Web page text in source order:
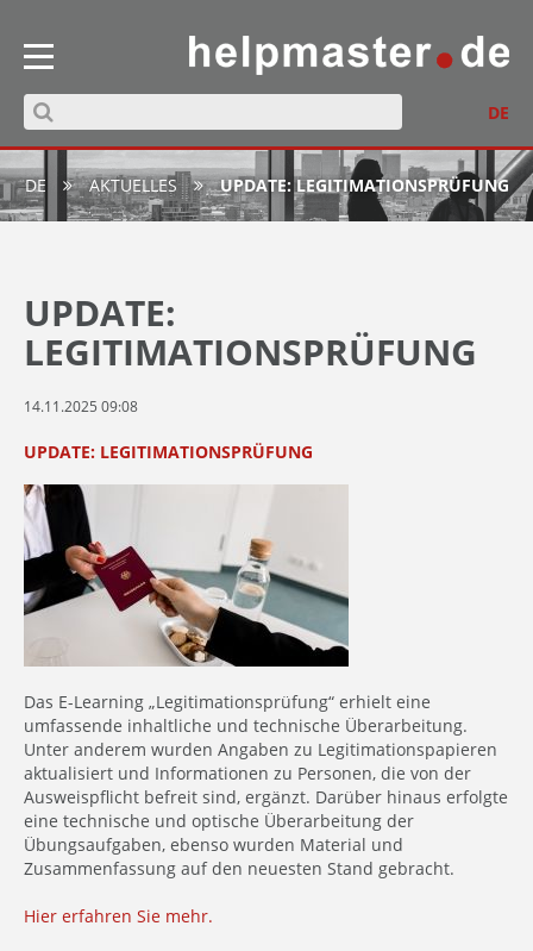
DE
DE AKTUELLES UPDATE: LEGITIMATIONSPRÜFUNG
UPDATE:
LEGITIMATIONSPRÜFUNG
14.11.2025 09:08
UPDATE: LEGITIMATIONSPRÜFUNG
Das E-Learning „Legitimationsprüfung“ erhielt eine
umfassende inhaltliche und technische Überarbeitung.
Unter anderem wurden Angaben zu Legitimationspapieren
aktualisiert und Informationen zu Personen, die von der
Ausweispflicht befreit sind, ergänzt. Darüber hinaus erfolgte
eine technische und optische Überarbeitung der
Übungsaufgaben, ebenso wurden Material und
Zusammenfassung auf den neuesten Stand gebracht.
Hier erfahren Sie mehr.